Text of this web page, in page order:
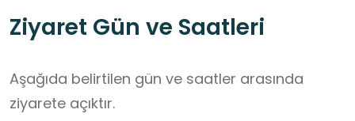
Ziyaret Gün ve Saatleri
Aşağıda belirtilen gün ve saatler arasında
ziyarete açıktır.